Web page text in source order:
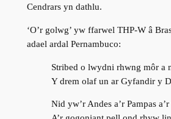
Cendrars yn dathlu.
‘O’r golwg’ yw ffarwel THP-W â
adael ardal Pernambuco:
Stribed o lwydni rhwng môr a
Y drem olaf un ar Gyfandir y
Nid yw’r Andes a’r Pampas